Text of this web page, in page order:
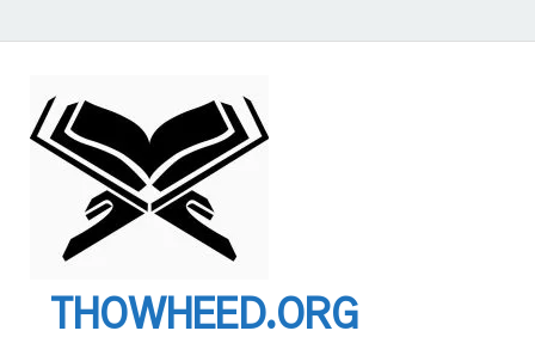
THOWHEED.ORG